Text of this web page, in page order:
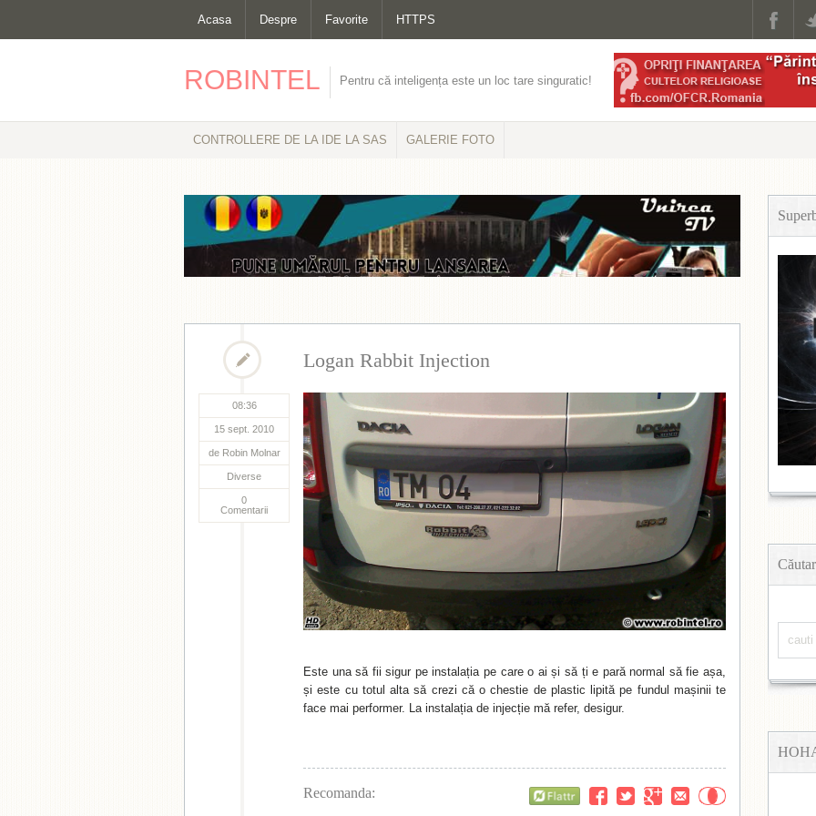
Acasa Despre Favorite HTTPS
ROBINTEL Pentru că inteligența este un loc tare singuratic!
CONTROLLERE DE LA IDE LA SAS GALERIE FOTO
08:36
15 sept. 2010
de Robin Molnar
Diverse
0
Comentarii
Logan Rabbit Injection
Este una să fii sigur pe instalația pe care o ai și să ți e pară normal să fie așa,
și este cu totul alta să crezi că o chestie de plastic lipită pe fundul mașinii te
face mai performer. La instalația de injecție mă refer, desigur.
Recomanda: